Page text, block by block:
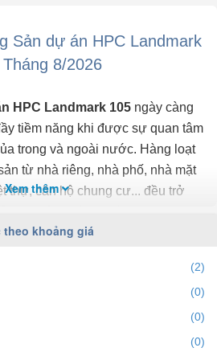
Sản dự án HPC Landmark
Tháng 8/2026
HPC Landmark 105 ngày càng
tiềm năng khi được sự quan tâm
trong và ngoài nước. Hàng loạt
từ nhà riêng, nhà phố, nhà mặt
thự, căn hộ chung cư... đều trở
nhất, mới nhất hãy truy cập vào
Xem thêm
theo khoảng giá
(2)
(0)
(0)
(0)